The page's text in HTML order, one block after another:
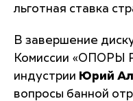
льготная ставка
В завершение
Комиссии «ОПОРЫ
индустрии Юрий
вопросы банной